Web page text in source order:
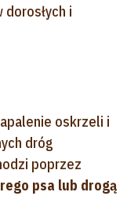
i
oskrzeli i
dróg
poprzez
psa lub drogą